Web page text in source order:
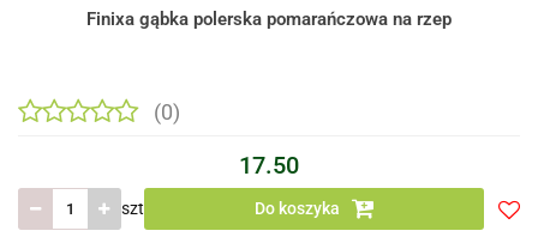
Finixa gąbka polerska pomarańczowa na rzep
(0)
17.50
szt Do koszyka